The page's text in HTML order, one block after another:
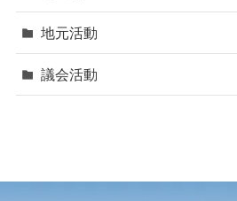
地元活動
議会活動